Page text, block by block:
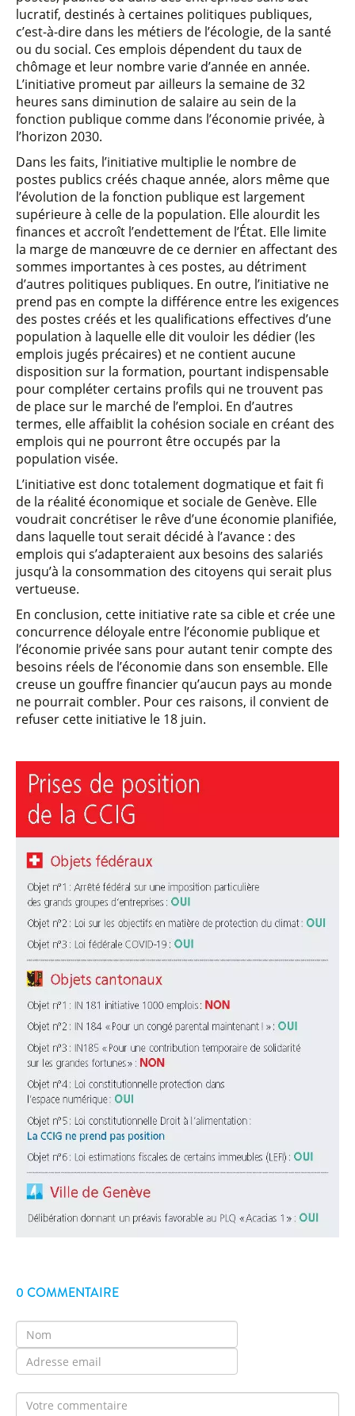
lucratif, destinés à certaines politiques publiques,
c’est-à-dire dans les métiers de l’écologie, de la santé
ou du social. Ces emplois dépendent du taux de
chômage et leur nombre varie d’année en année.
L’initiative promeut par ailleurs la semaine de 32
heures sans diminution de salaire au sein de la
fonction publique comme dans l’économie privée, à
l’horizon 2030.
Dans les faits, l’initiative multiplie le nombre de
postes publics créés chaque année, alors même que
l’évolution de la fonction publique est largement
supérieure à celle de la population. Elle alourdit les
finances et accroît l’endettement de l’État. Elle limite
la marge de manœuvre de ce dernier en affectant des
sommes importantes à ces postes, au détriment
d’autres politiques publiques. En outre, l’initiative ne
prend pas en compte la différence entre les exigences
des postes créés et les qualifications effectives d’une
population à laquelle elle dit vouloir les dédier (les
emplois jugés précaires) et ne contient aucune
disposition sur la formation, pourtant indispensable
pour compléter certains profils qui ne trouvent pas
de place sur le marché de l’emploi. En d’autres
termes, elle affaiblit la cohésion sociale en créant des
emplois qui ne pourront être occupés par la
population visée.
L’initiative est donc totalement dogmatique et fait fi
de la réalité économique et sociale de Genève. Elle
voudrait concrétiser le rêve d’une économie planifiée,
dans laquelle tout serait décidé à l’avance : des
emplois qui s’adapteraient aux besoins des salariés
jusqu’à la consommation des citoyens qui serait plus
vertueuse.
En conclusion, cette initiative rate sa cible et crée une
concurrence déloyale entre l’économie publique et
l’économie privée sans pour autant tenir compte des
besoins réels de l’économie dans son ensemble. Elle
creuse un gouffre financier qu’aucun pays au monde
ne pourrait combler. Pour ces raisons, il convient de
refuser cette initiative le 18 juin.
0 COMMENTAIRE